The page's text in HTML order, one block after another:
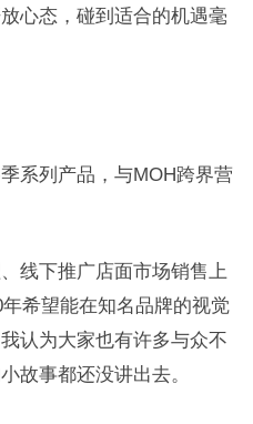
心态，碰到适合的机遇毫
系列产品，与MOH跨界营
线下推广店面市场销售上
希望能在知名品牌的视觉
认为大家也有许多与众不
故事都还没讲出去。